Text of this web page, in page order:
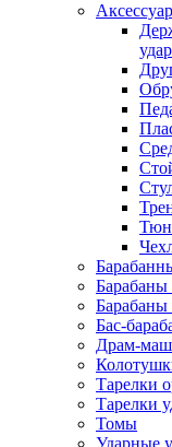
Бас-
Драм-
Тарелки
Тарелки
Томы
Ударные